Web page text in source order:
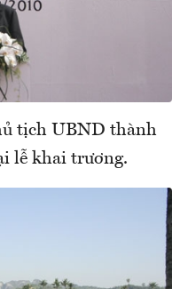
tịch UBND thành
lễ khai trương.